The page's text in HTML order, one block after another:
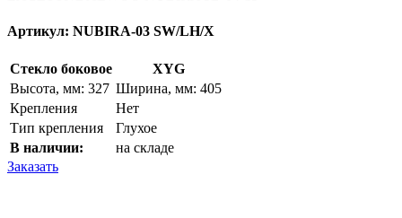
Артикул: NUBIRA-03 SW/LH/X
Стекло боковое
XYG
Высота, мм: 327 Ширина, мм: 405
Крепления
Нет
Тип крепления
Глухое
В наличии:
на складе
Заказать